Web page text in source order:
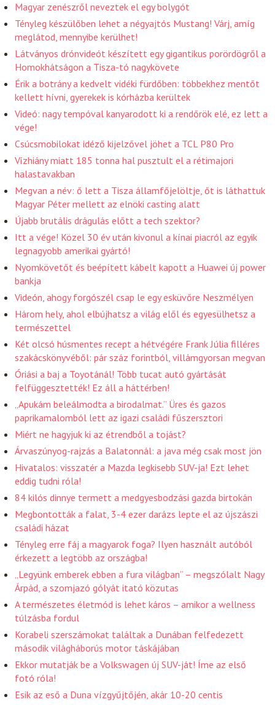
Magyar zenészről neveztek el egy bolygót
Tényleg készülőben lehet a négyajtós Mustang! Várj, amíg
meglátod, mennyibe kerülhet!
Látványos drónvideót készített egy gigantikus porördögről a
Homokhátságon a Tisza-tó nagykövete
Érik a botrány a kedvelt vidéki fürdőben: többekhez mentőt
kellett hívni, gyerekek is kórházba kerültek
Videó: nagy tempóval kanyarodott ki a rendőrök elé, ez lett a
vége!
Csúcsmobilokat idéző kijelzővel jöhet a TCL P80 Pro
Vízhiány miatt 185 tonna hal pusztult el a rétimajori
halastavakban
Megvan a név: ő lett a Tisza államfőjelöltje, őt is láthattuk
Magyar Péter mellett az elnöki casting alatt
Újabb brutális drágulás előtt a tech szektor?
Itt a vége! Közel 30 év után kivonul a kínai piacról az egyik
legnagyobb amerikai gyártó!
Nyomkövetőt és beépített kábelt kapott a Huawei új power
bankja
Videón, ahogy forgószél csap le egy esküvőre Neszmélyen
Három hely, ahol elbújhatsz a világ elől és egyesülhetsz a
természettel
Két olcsó húsmentes recept a hétvégére Frank Júlia filléres
szakácskönyvéből: pár száz forintból, villámgyorsan megvan
Óriási a baj a Toyotánál! Több tucat autó gyártását
felfüggesztették! Ez áll a háttérben!
„Apukám beleálmodta a birodalmat.” Üres és gazos
paprikamalomból lett az igazi családi fűszersztori
Miért ne hagyjuk ki az étrendből a tojást?
Árvaszúnyog-rajzás a Balatonnál: a java még csak most jön
Hivatalos: visszatér a Mazda legkisebb SUV-ja! Ezt lehet
eddig tudni róla!
84 kilós dinnye termett a medgyesbodzási gazda birtokán
Megbontották a falat, 3-4 ezer darázs lepte el az újszászi
családi házat
Tényleg erre fáj a magyarok foga? Ilyen használt autóból
érkezett a legtöbb az országba!
„Legyünk emberek ebben a fura világban” – megszólalt Nagy
Árpád, a szomjazó gólyát itató közutas
A természetes életmód is lehet káros – amikor a wellness
túlzásba fordul
Korabeli szerszámokat találtak a Dunában felfedezett
második világháborús motor táskájában
Ekkor mutatják be a Volkswagen új SUV-ját! Íme az első
fotó róla!
Esik az eső a Duna vízgyűjtőjén, akár 10-20 centis